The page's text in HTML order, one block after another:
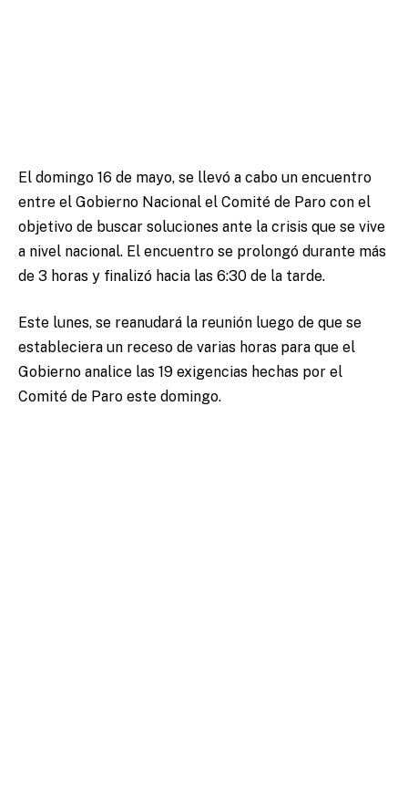
El domingo 16 de mayo, se llevó a cabo un encuentro
entre el Gobierno Nacional el Comité de Paro con el
objetivo de buscar soluciones ante la crisis que se vive
a nivel nacional. El encuentro se prolongó durante más
de 3 horas y finalizó hacia las 6:30 de la tarde.
Este lunes, se reanudará la reunión luego de que se
estableciera un receso de varias horas para que el
Gobierno analice las 19 exigencias hechas por el
Comité de Paro este domingo.